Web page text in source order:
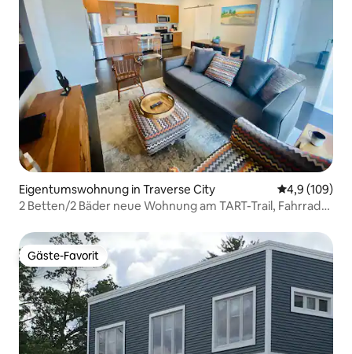
Eigentumswohnung in Traverse City
4,9 (109)
2 Betten/2 Bäder neue Wohnung am TART-Trail, Fahrrad
Gäste-Favorit
Gäste-Favorit